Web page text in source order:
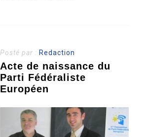
Posté par : Redaction
Acte de naissance du
Parti Fédéraliste
Européen